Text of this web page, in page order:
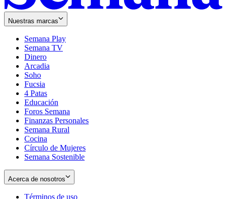
Nuestras marcas
Semana Play
Semana TV
Dinero
Arcadia
Soho
in
new
window
Fucsia
in
new
window
4 Patas
Educación
Foros Semana
Finanzas Personales
Semana Rural
Cocina
Círculo de Mujeres
Semana Sostenible
Acerca de nosotros
Términos de uso